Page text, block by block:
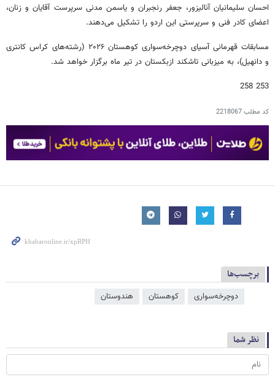
احسان سلیمانیان آنالیزور، جعفر رنجبران و یاسمن مدنی سرپرست آقایان و زنان،
اعضای کادر فنی و سرپرستی این اردو را تشکیل می‌دهند.
مسابقات قهرمانی آسیای دوچرخه‌سواری کوهستان ۲۰۲۶ (رشته‌های کراس کانتری
و دانهیل)، به میزبانی تاشکند ازبکستان در تیر ماه برگزار خواهد شد.
253 258
کد مطلب2218067
برچسب‌ها
دوچرخه‌سواری کوهستان هندوستان
نظر شما